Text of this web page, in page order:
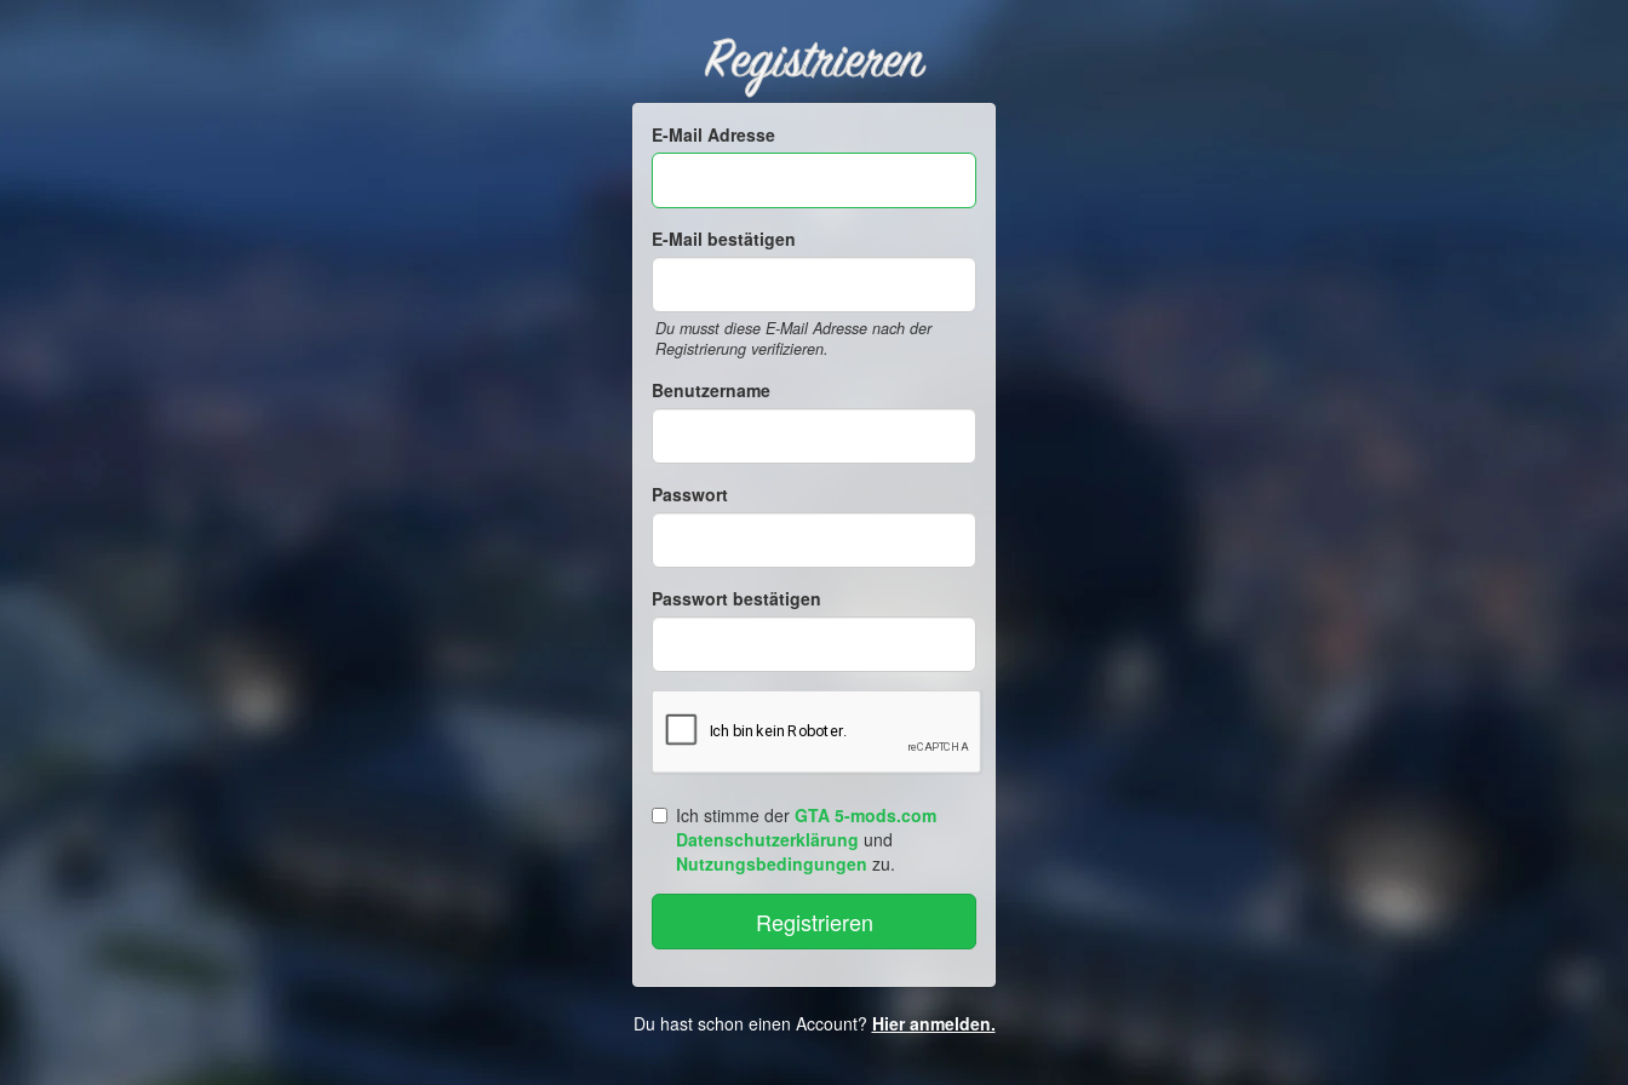
Registrieren
E-Mail Adresse
E-Mail bestätigen
Du musst diese E-Mail Adresse nach der
Registrierung verifizieren.
Benutzername
Passwort
Passwort bestätigen
Ich stimme der GTA 5-mods.com
Datenschutzerklärung und
Nutzungsbedingungen zu.
Du hast schon einen Account? Hier anmelden.